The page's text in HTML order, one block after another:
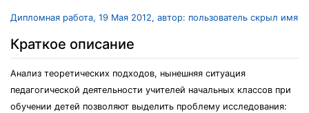
Дипломная работа, 19 Мая 2012, автор: пользователь скрыл имя
Краткое описание
Анализ теоретических подходов, нынешняя ситуация
педагогической деятельности учителей начальных классов при
обучении детей позволяют выделить проблему исследования: